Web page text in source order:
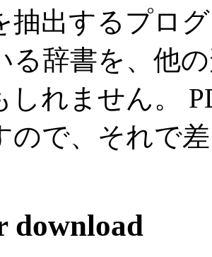
抽出するプロ
る辞書を、他
しれません。
ので、それで
download